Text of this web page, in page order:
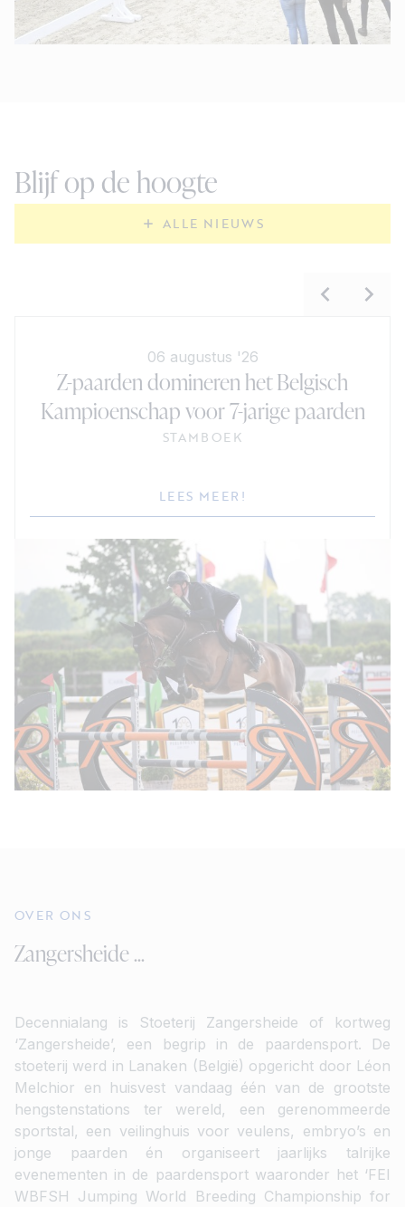
Blijf op de hoogte
ALLE NIEUWS
06 augustus '26
Z-paarden domineren het Belgisch
Kampioenschap voor 7-jarige paarden
STAMBOEK
LEES MEER!
OVER ONS
Zangersheide ...
Decennialang is Stoeterij Zangersheide of kortweg
‘Zangersheide’, een begrip in de paardensport. De
stoeterij werd in Lanaken (België) opgericht door Léon
Melchior en huisvest vandaag één van de grootste
hengstenstations ter wereld, een gerenommeerde
sportstal, een veilinghuis voor veulens, embryo’s en
jonge paarden én organiseert jaarlijks talrijke
evenementen in de paardensport waaronder het ‘FEI
WBFSH Jumping World Breeding Championship for